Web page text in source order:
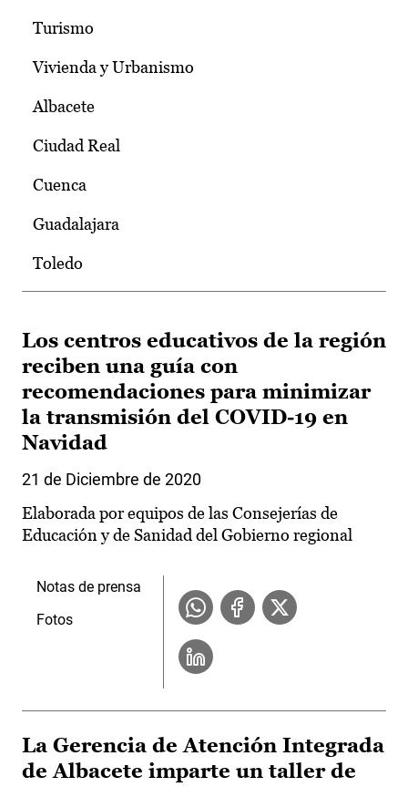
Turismo
Vivienda y Urbanismo
Albacete
Ciudad Real
Cuenca
Guadalajara
Toledo
Los centros educativos de la región
reciben una guía con
recomendaciones para minimizar
la transmisión del COVID-19 en
Navidad
21 de Diciembre de 2020
Elaborada por equipos de las Consejerías de
Educación y de Sanidad del Gobierno regional
Notas de prensa
Fotos
La Gerencia de Atención Integrada
de Albacete imparte un taller de